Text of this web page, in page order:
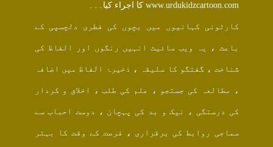
www.urdukidzcartoon.com کا اجراء کیا۔۔۔
کارٹونی کہانیوں میں بچوں کی فطری دلچسپی کے
باعث ، یہ ویب سائیٹ انہیں رنگوں اور الفاظ کی
شناخت ، گفتگو کا سلیقہ ، ذخیرۂ الفاظ میں اضافہ
، مطالعہ کی جستجو ، علم کی طلب ، اخلاق و کردار
کی درستگی ، نیک و بد کی پہچان ، دوست احباب سے
سماجی روابط کی برقراری ، فرصت کے وقت کا بہتر